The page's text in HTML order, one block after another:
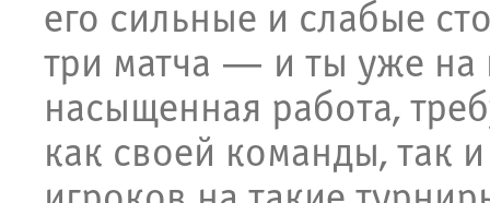
его сильные и слабые
три матча — и ты уже на
насыщенная работа,
как своей команды, так